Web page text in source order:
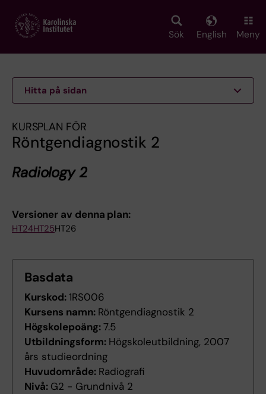
main
Sök English Meny
Hitta på sidan
KURSPLAN FÖR
Röntgendiagnostik 2
Radiology 2
Versioner av denna plan:
HT24HT25HT26
Basdata
Kurskod:1RS006
Kursens namn: Röntgendiagnostik 2
Högskolepoäng:7.5
Utbildningsform: Högskoleutbildning, 2007
års studieordning
Huvudområde: Radiografi
Nivå: G2 - Grundnivå 2